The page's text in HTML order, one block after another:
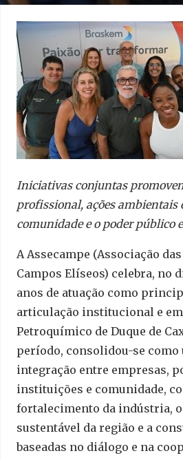
Iniciativas conjuntas
profissional, ações ambientais
comunidade e o poder público
A Assecampe (Associação
Campos Elíseos) celebra, no
anos de atuação como
articulação institucional e
Petroquímico de Duque de
período, consolidou-se como
integração entre empresas,
instituições e comunidade,
fortalecimento da indústria,
sustentável da região e a
baseadas no diálogo e na